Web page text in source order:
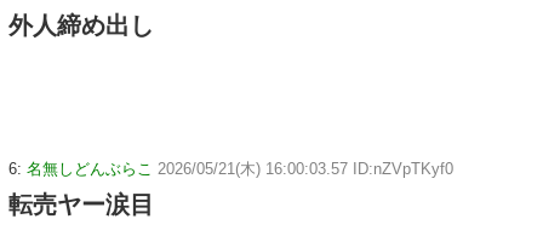
外人締め出し
6: 名無しどんぶらこ 2026/05/21(木) 16:00:03.57 ID:nZVpTKyf0
転売ヤー涙目